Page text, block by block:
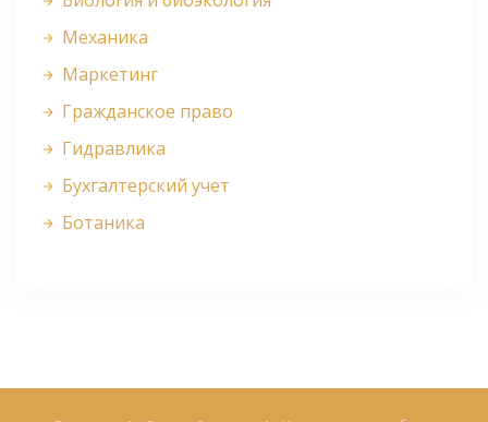
Механика
Маркетинг
Гражданское право
Гидравлика
Бухгалтерский учет
Ботаника